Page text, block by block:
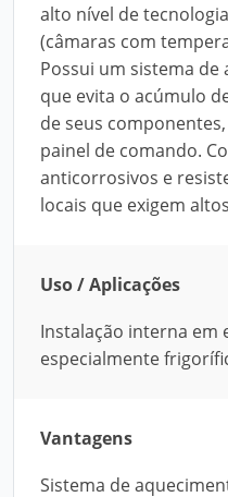
alto nível de
(câmaras com
Possui um sistema
que evita o acúmulo
de seus
painel de comando.
anticorrosivos e
locais que exigem
Uso / Aplicações
Instalação interna em
especialmente
Vantagens
Sistema de